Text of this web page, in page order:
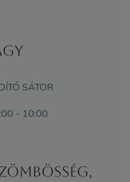
SÁTOR
- 10:00